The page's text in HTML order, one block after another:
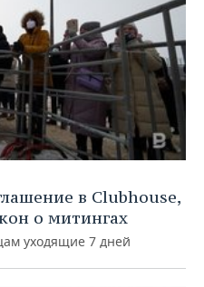
в Clubhouse,
о митингах
уходящие 7 дней